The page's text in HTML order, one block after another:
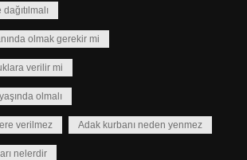
olmak gerekir mi
verilir mi
olmalı
verilmez Adak kurbanı neden yenmez
nelerdir